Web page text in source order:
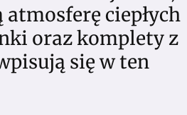
ciepłych
oraz komplety z
się w ten